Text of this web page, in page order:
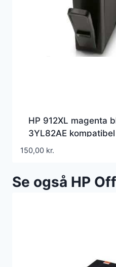
HP 912XL magenta
3YL82AE kompatibel
150,00 kr.
Se også HP